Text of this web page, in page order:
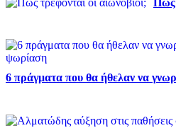
6 πράγματα που θα ήθελαν να